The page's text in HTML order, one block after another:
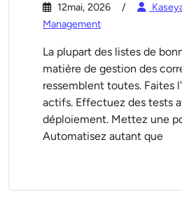
12mai, 2026
Management
La plupart des listes de
matière de gestion des
ressemblent toutes. Faites
actifs. Effectuez des tests
déploiement. Mettez une
Automatisez autant que